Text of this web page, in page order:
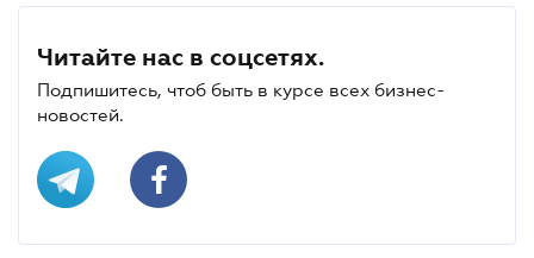
Читайте нас в соцсетях.
Подпишитесь, чтоб быть в курсе всех бизнес-
новостей.